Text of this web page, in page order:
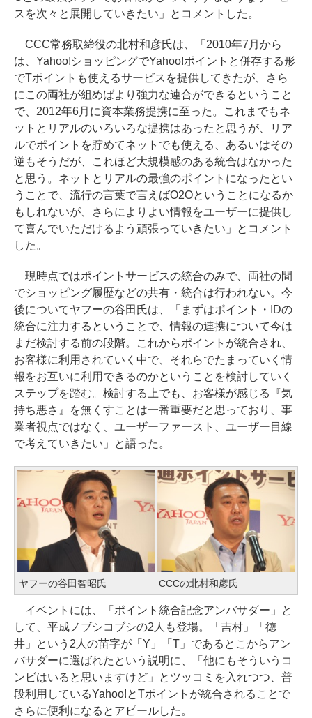
スを次々と展開していきたい」とコメントした。
CCC常務取締役の北村和彦氏は、「2010年7月から
は、Yahoo!ショッピングでYahoo!ポイントと併存する形
でTポイントも使えるサービスを提供してきたが、さら
にこの両社が組めばより強力な連合ができるということ
で、2012年6月に資本業務提携に至った。これまでもネ
ットとリアルのいろいろな提携はあったと思うが、リア
ルでポイントを貯めてネットでも使える、あるいはその
逆もそうだが、これほど大規模感のある統合はなかった
と思う。ネットとリアルの最強のポイントになったとい
うことで、流行の言葉で言えばO2Oということになるか
もしれないが、さらによりよい情報をユーザーに提供し
て喜んでいただけるよう頑張っていきたい」とコメント
した。
現時点ではポイントサービスの統合のみで、両社の間
でショッピング履歴などの共有・統合は行われない。今
後についてヤフーの谷田氏は、「まずはポイント・IDの
統合に注力するということで、情報の連携について今は
まだ検討する前の段階。これからポイントが統合され、
お客様に利用されていく中で、それらでたまっていく情
報をお互いに利用できるのかということを検討していく
ステップを踏む。検討する上でも、お客様が感じる『気
持ち悪さ』を無くすことは一番重要だと思っており、事
業者視点ではなく、ユーザーファースト、ユーザー目線
で考えていきたい」と語った。
ヤフーの谷田智昭氏 CCCの北村和彦氏
イベントには、「ポイント統合記念アンバサダー」と
して、平成ノブシコブシの2人も登場。「吉村」「徳
井」という2人の苗字が「Y」「T」であるとこからアン
バサダーに選ばれたという説明に、「他にもそういうコ
ンビはいると思いますけど」とツッコミを入れつつ、普
段利用しているYahoo!とTポイントが統合されることで
さらに便利になるとアピールした。